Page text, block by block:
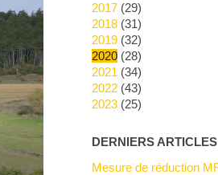
2017 (29)
2018 (31)
2019 (32)
2020 (28)
2021 (34)
2022 (43)
2023 (25)
DERNIERS ARTICLES
Mesure de réduction MR9 à Avignonet-Lauragais,